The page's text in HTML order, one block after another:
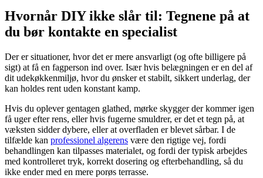
Hvornår DIY ikke slår til: Tegnene på at
du bør kontakte en specialist
Der er situationer, hvor det er mere ansvarligt (og ofte billigere på
sigt) at få en fagperson ind over. Især hvis belægningen er en del af
dit udekøkkenmiljø, hvor du ønsker et stabilt, sikkert underlag, der
kan holdes rent uden konstant kamp.
Hvis du oplever gentagen glathed, mørke skygger der kommer igen
få uger efter rens, eller hvis fugerne smuldrer, er det et tegn på, at
væksten sidder dybere, eller at overfladen er blevet sårbar. I de
tilfælde kan professionel algerens være den rigtige vej, fordi
behandlingen kan tilpasses materialet, og fordi der typisk arbejdes
med kontrolleret tryk, korrekt dosering og efterbehandling, så du
ikke ender med en mere porøs terrasse.